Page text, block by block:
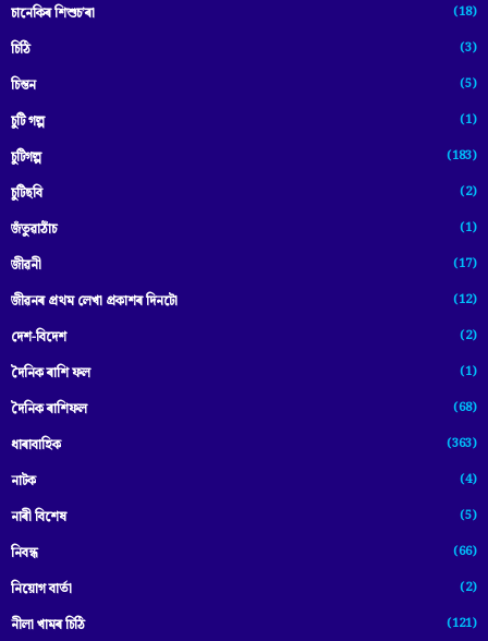
চানেকিৰ শিশুচ’ৰা (18)
চিঠি (3)
চিন্তন (5)
চুটি গল্প (1)
চুটিগল্প (183)
চুটিছবি (2)
জঁতুৱাঠাঁচ (1)
জীৱনী (17)
জীৱনৰ প্ৰথম লেখা প্ৰকাশৰ দিনটো (12)
দেশ-বিদেশ (2)
দৈনিক ৰাশি ফল (1)
দৈনিক ৰাশিফল (68)
ধাৰাবাহিক (363)
নাটক (4)
নাৰী বিশেষ (5)
নিবন্ধ (66)
নিয়োগ বাৰ্তা (2)
নীলা খামৰ চিঠি (121)